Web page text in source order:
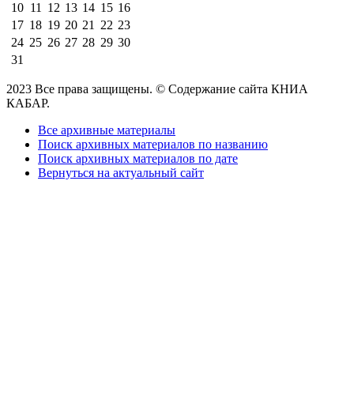
10 11 12 13 14 15 16
17 18 19 20 21 22 23
24 25 26 27 28 29 30
31
2023 Все права защищены. © Содержание сайта КНИА
КАБАР.
Все архивные материалы
Поиск архивных материалов по названию
Поиск архивных материалов по дате
Вернуться на актуальный сайт